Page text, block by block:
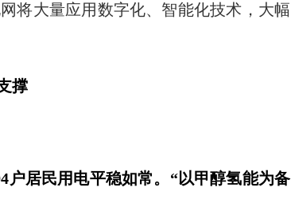
将大量应用数字化、智能化技术，大幅
撑
居民用电平稳如常。“以甲醇氢能为备